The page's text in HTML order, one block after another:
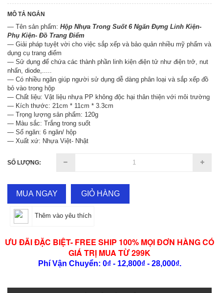
MÔ TẢ NGẮN
— Tên sản phẩm: Hộp Nhựa Trong Suốt 6 Ngăn Đựng Linh Kiện-
Phụ Kiện- Đồ Trang Điểm
— Giải pháp tuyệt vời cho việc sắp xếp và bảo quản nhiều mỹ phẩm và
dụng cụ trang điểm
— Sử dụng để chứa các thành phần linh kiện điện tử như điện trở, nut
nhấn, diode,.....
— Có nhiều ngăn giúp người sử dụng dễ dàng phân loại và sắp xếp đồ
bỏ vào trong hộp
— Chất liệu: Vật liệu nhựa PP không độc hại thân thiện với môi trường
— Kích thước: 21cm * 11cm * 3.3cm
— Trọng lượng sản phẩm: 120g
— Màu sắc: Trắng trong suốt
— Số ngăn: 6 ngăn/ hộp
— Xuất xứ: Nhựa Việt- Nhật
SỐ LƯỢNG:
MUA NGAY GIỎ HÀNG
Thêm vào yêu thích
ƯU ĐÃI ĐẶC BIỆT- FREE SHIP 100% MỌI ĐƠN HÀNG CÓ
GIÁ TRỊ MUA TỪ 299K
Phí Vận Chuyển: 0₫ - 12,800₫ - 28,000₫.